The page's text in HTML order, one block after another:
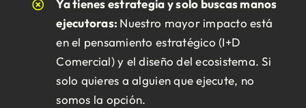
Ya tienes estrategia y solo buscas manos
ejecutoras: Nuestro mayor impacto está
en el pensamiento estratégico (I+D
Comercial) y el diseño del ecosistema. Si
solo quieres a alguien que ejecute, no
somos la opción.